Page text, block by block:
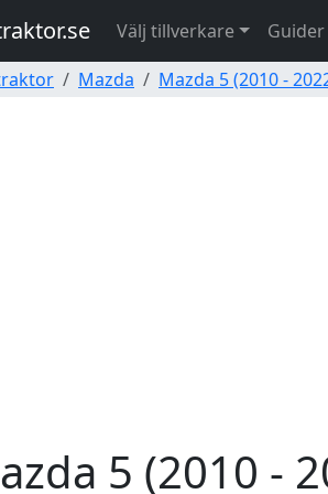
Välj tillverkare
Guider
Mazda Mazda 5 (2010 -
5 (2010 -